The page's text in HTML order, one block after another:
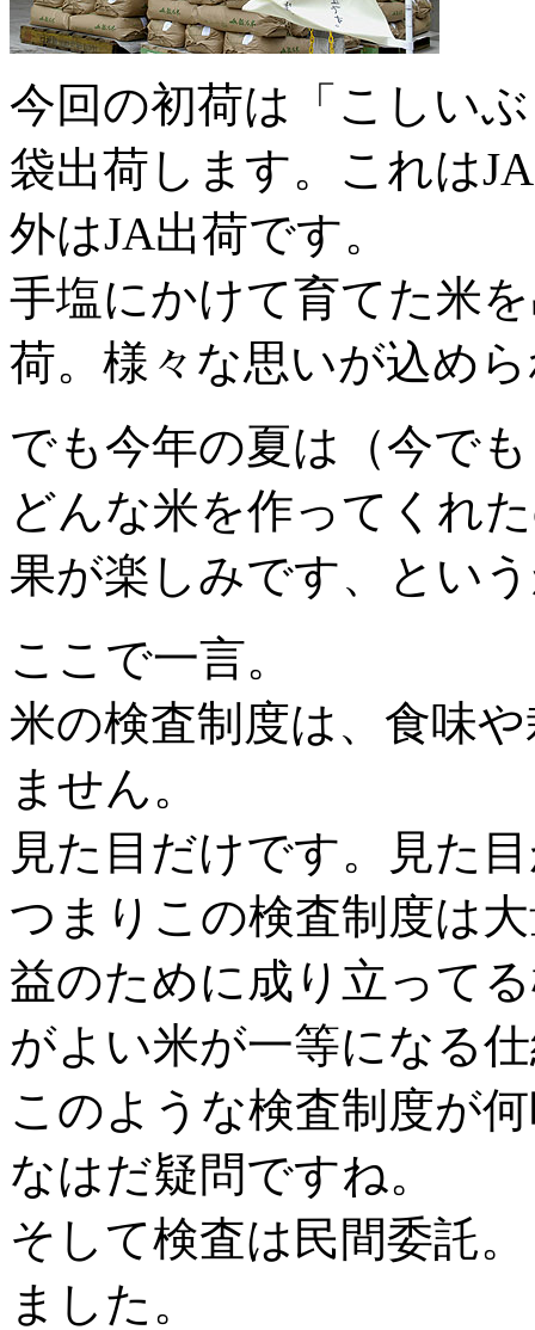
今回の初荷は「こしい
袋出荷します。これは
外はJA出荷です。
手塩にかけて育てた米
荷。様々な思いが込め
でも今年の夏は（今で
どんな米を作ってくれ
果が楽しみです、とい
ここで一言。
米の検査制度は、食味
ません。
見た目だけです。見た
つまりこの検査制度は
益のために成り立って
がよい米が一等になる
このような検査制度が
なはだ疑問ですね。
そして検査は民間委託
ました。